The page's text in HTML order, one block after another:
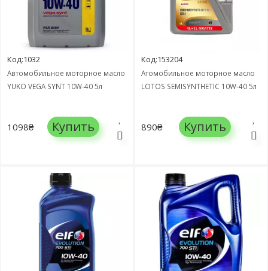
Код:1032
Автомобильное моторное масло
YUKO VEGA SYNT 10W-40 5л
1098₴ Купить
Код:153204
Атомобильное моторное масло
LOTOS SEMISYNTHETIC 10W-40 5л
890₴ Купить